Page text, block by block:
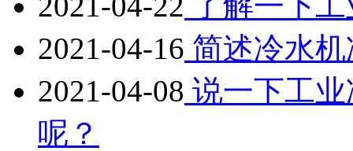
2021-04-16 简述冷水
2021-04-08 说一下工
呢？